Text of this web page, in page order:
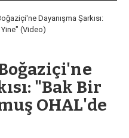
Dayanışma Şarkısı:
(Video)
"Bak Bir
OHAL'de